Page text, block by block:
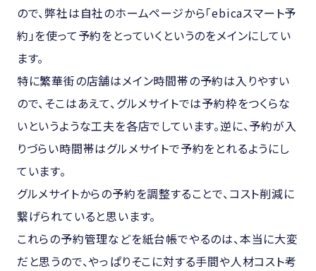
ので、弊社は自社のホームページから「ebicaスマート予
約」を使って予約をとっていくというのをメインにしてい
ます。
特に繁華街の店舗はメイン時間帯の予約は入りやすい
ので、そこはあえて、グルメサイトでは予約枠をつくらな
いというような工夫を各店でしています。逆に、予約が入
りづらい時間帯はグルメサイトで予約をとれるようにし
ています。
グルメサイトからの予約を調整することで、コスト削減に
繋げられていると思います。
これらの予約管理などを紙台帳でやるのは、本当に大変
だと思うので、やっぱりそこに対する手間や人材コスト考